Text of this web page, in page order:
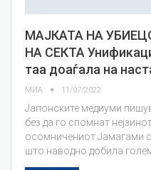
МАЈКАТА НА
НА СЕКТА
таа доаѓала на
МИА 11/07/2022
Јапонските медиуми
без да го спомнат
осомничениот Јамагами
што наводно добила